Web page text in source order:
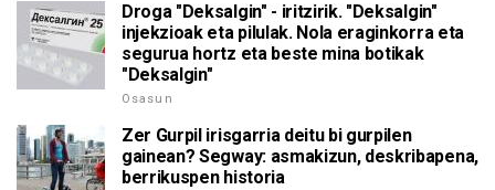
Droga "Deksalgin" - iritzirik. "Deksalgin"
injekzioak eta pilulak. Nola eraginkorra eta
segurua hortz eta beste mina botikak
"Deksalgin"
Osasun
Zer Gurpil irisgarria deitu bi gurpilen
gainean? Segway: asmakizun, deskribapena,
berrikuspen historia